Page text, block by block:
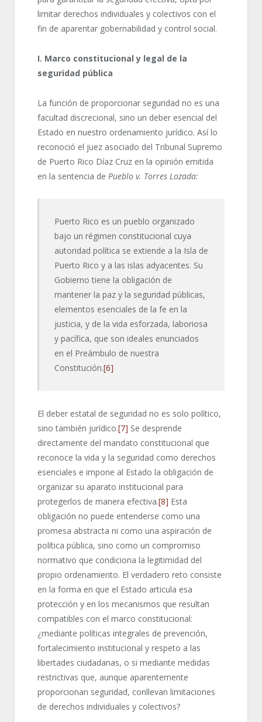
limitar derechos individuales y colectivos con el
fin de aparentar gobernabilidad y control social.
I. Marco constitucional y legal de la
seguridad pública
La función de proporcionar seguridad no es una
facultad discrecional, sino un deber esencial del
Estado en nuestro ordenamiento jurídico. Así lo
reconoció el juez asociado del Tribunal Supremo
de Puerto Rico Díaz Cruz en la opinión emitida
en la sentencia de Pueblo v. Torres Lozada:
Puerto Rico es un pueblo organizado
bajo un régimen constitucional cuya
autoridad política se extiende a la Isla de
Puerto Rico y a las islas adyacentes. Su
Gobierno tiene la obligación de
mantener la paz y la seguridad públicas,
elementos esenciales de la fe en la
justicia, y de la vida esforzada, laboriosa
y pacífica, que son ideales enunciados
en el Preámbulo de nuestra
Constitución.[6]
El deber estatal de seguridad no es solo político,
sino también jurídico.[7] Se desprende
directamente del mandato constitucional que
reconoce la vida y la seguridad como derechos
esenciales e impone al Estado la obligación de
organizar su aparato institucional para
protegerlos de manera efectiva.[8] Esta
obligación no puede entenderse como una
promesa abstracta ni como una aspiración de
política pública, sino como un compromiso
normativo que condiciona la legitimidad del
propio ordenamiento. El verdadero reto consiste
en la forma en que el Estado articula esa
protección y en los mecanismos que resultan
compatibles con el marco constitucional:
¿mediante políticas integrales de prevención,
fortalecimiento institucional y respeto a las
libertades ciudadanas, o si mediante medidas
restrictivas que, aunque aparentemente
proporcionan seguridad, conllevan limitaciones
de derechos individuales y colectivos?